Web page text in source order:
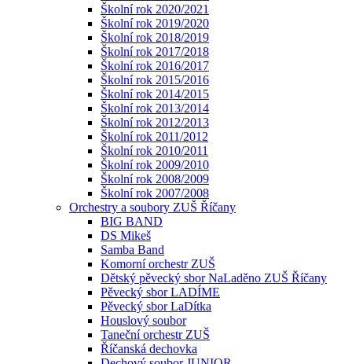
Školní rok 2020/2021
Školní rok 2019/2020
Školní rok 2018/2019
Školní rok 2017/2018
Školní rok 2016/2017
Školní rok 2015/2016
Školní rok 2014/2015
Školní rok 2013/2014
Školní rok 2012/2013
Školní rok 2011/2012
Školní rok 2010/2011
Školní rok 2009/2010
Školní rok 2008/2009
Školní rok 2007/2008
Orchestry a soubory ZUŠ Říčany
BIG BAND
DS Mikeš
Samba Band
Komorní orchestr ZUŠ
Dětský pěvecký sbor NaLaděno ZUŠ Říčany
Pěvecký sbor LADÍME
Pěvecký sbor LaDítka
Houslový soubor
Taneční orchestr ZUŠ
Říčanská dechovka